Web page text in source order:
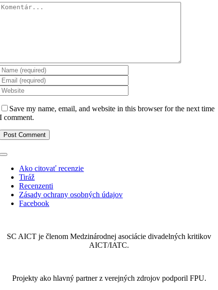
Save my name, email, and website in this browser for the next time
I comment.
Toggle
NavigationAko citovať recenzie
Tiráž
Recenzenti
Zásady ochrany osobných údajov
Facebook
SC AICT je členom Medzinárodnej asociácie divadelných kritikov
AICT/IATC.
Projekty ako hlavný partner z verejných zdrojov podporil FPU.